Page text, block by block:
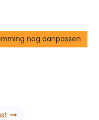
nog aanpassen